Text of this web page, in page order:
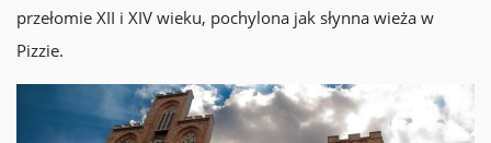
przełomie XII i XIV wieku, pochylona jak słynna wieża w
Pizzie.